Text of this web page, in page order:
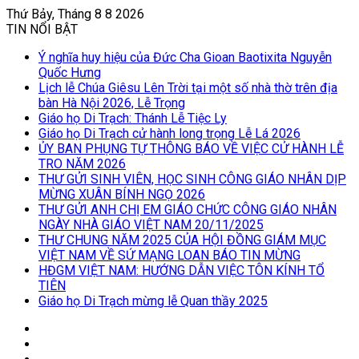
Thứ Bảy, Tháng 8 8 2026
TIN NỔI BẬT
Ý nghĩa huy hiệu của Đức Cha Gioan Baotixita Nguyễn
Quốc Hưng
Lịch lễ Chúa Giêsu Lên Trời tại một số nhà thờ trên địa
bàn Hà Nội 2026, Lễ Trọng
Giáo họ Di Trạch: Thánh Lễ Tiệc Ly
Giáo họ Di Trạch cử hành long trọng Lễ Lá 2026
ỦY BAN PHỤNG TỰ THÔNG BÁO VỀ VIỆC CỬ HÀNH LỄ
TRO NĂM 2026
THƯ GỬI SINH VIÊN, HỌC SINH CÔNG GIÁO NHÂN DỊP
MỪNG XUÂN BÍNH NGỌ 2026
THƯ GỬI ANH CHỊ EM GIÁO CHỨC CÔNG GIÁO NHÂN
NGÀY NHÀ GIÁO VIỆT NAM 20/11/2025
THƯ CHUNG NĂM 2025 CỦA HỘI ĐỒNG GIÁM MỤC
VIỆT NAM VỀ SỨ MẠNG LOAN BÁO TIN MỪNG
HĐGM VIỆT NAM: HƯỚNG DẪN VIỆC TÔN KÍNH TỔ
TIÊN
Giáo họ Di Trạch mừng lễ Quan thầy 2025